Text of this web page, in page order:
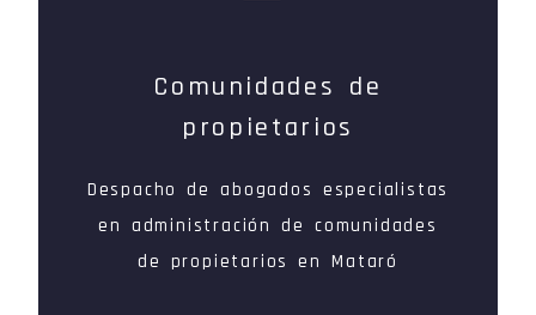
Comunidades de
propietarios
Despacho de abogados especialistas
en administración de comunidades
de propietarios en Mataró